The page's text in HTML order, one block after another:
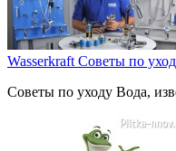
Wasserkraft Советы по
Советы по уходу Вода,